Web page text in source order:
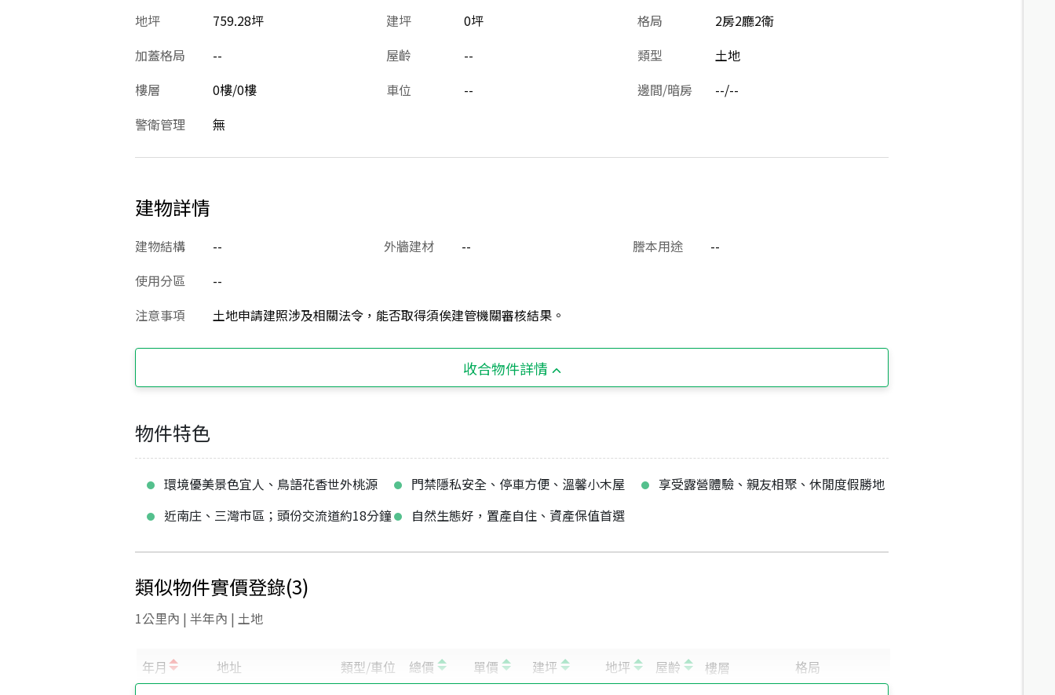
建坪 0坪
地坪 759.28坪 格局
2房2廳2衛
加蓋格局
-- 屋齡 -- 類型
土地
樓層
0樓/0樓 車位 -- 邊間/暗房
--/--
警衛管理
無
建物詳情
建物結構 -- 外牆建材 -- 謄本用途
--
使用分區
--
注意事項
土地申請建照涉及相關法令，能否取得須俟建管機關審核結果。
收合物件詳情
物件特色
環境優美景色宜人、鳥語花香世外桃源 門禁隱私安全、停車方便、溫馨小木屋
享受露營體驗、親友相聚、休閒度假勝地
近南庄、三灣市區；頭份交流道約18分鐘
自然生態好，置產自住、資產保值首選
類似物件實價登錄(3)
1公里內 | 半年內 | 土地